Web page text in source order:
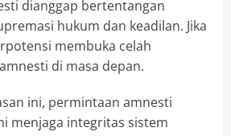
dianggap bertentangan
hukum dan keadilan. Jika
membuka celah
di masa depan.
ini, permintaan amnesti
menjaga integritas sistem